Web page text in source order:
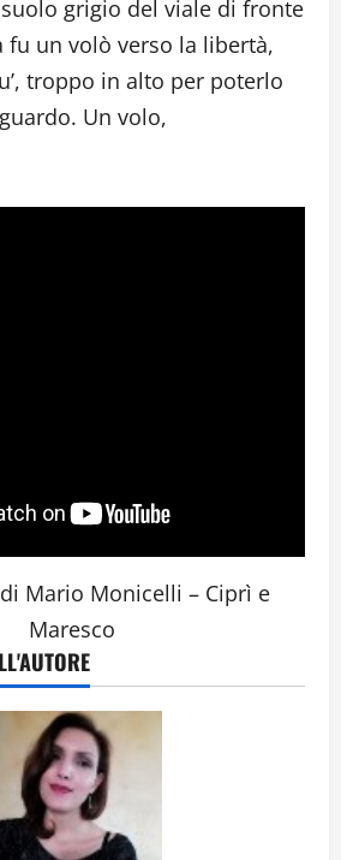
grigio del viale di fronte
fu un volò verso la libertà,
troppo in alto per poterlo
Un volo,
Mario Monicelli – Ciprì e
Maresco